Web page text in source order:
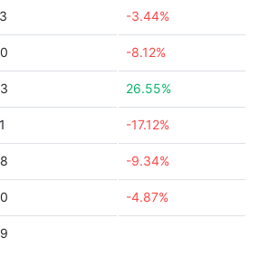
-3.44%
-8.12%
26.55%
-17.12%
-9.34%
-4.87%